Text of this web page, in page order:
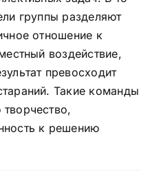
группы разделяют
отношение к
воздействие,
превосходит
Такие команды
к решению